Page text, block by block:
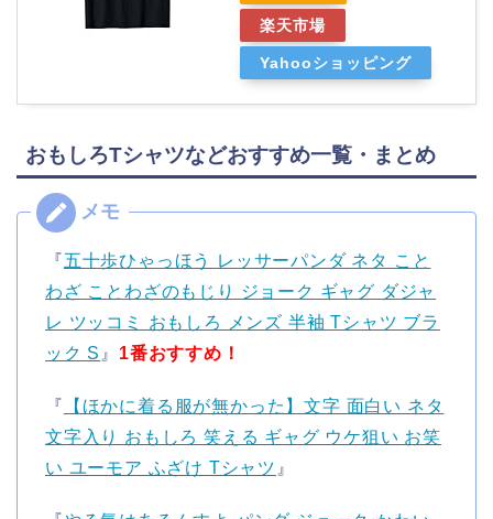
楽天市場
Yahooショッピング
おもしろTシャツなどおすすめ一覧・まとめ
『五十歩ひゃっほう レッサーパンダ ネタ こと
わざ ことわざのもじり ジョーク ギャグ ダジャ
レ ツッコミ おもしろ メンズ 半袖 Tシャツ ブラ
ック S 』 1番おすすめ！
『
【ほかに着る服が無かった】文字 面白い ネタ
文字入り おもしろ 笑える ギャグ ウケ狙い お笑
い ユーモア ふざけ Tシャツ 』